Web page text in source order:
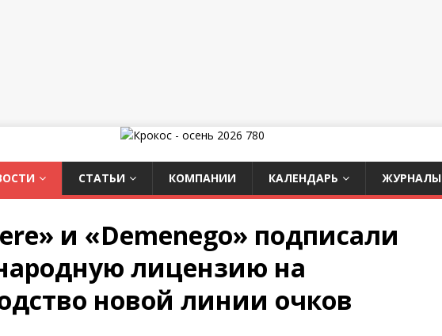
СТАТЬИ КОМПАНИИ КАЛЕНДАРЬ ЖУРНАЛЫ
и «Demenego» подписали
лицензию на
новой линии очков